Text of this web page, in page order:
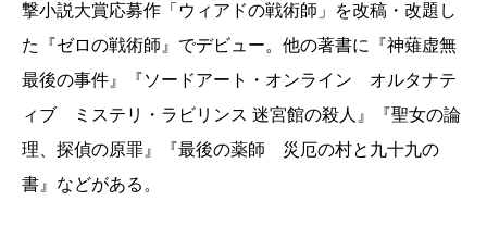
撃小説大賞応募作「ウィアドの戦術師」を改稿・改題し
た『ゼロの戦術師』でデビュー。他の著書に『神薙虚無
最後の事件』『ソードアート・オンライン オルタナテ
ィブ ミステリ・ラビリンス 迷宮館の殺人』『聖女の論
理、探偵の原罪』『最後の薬師 災厄の村と九十九の
書』などがある。